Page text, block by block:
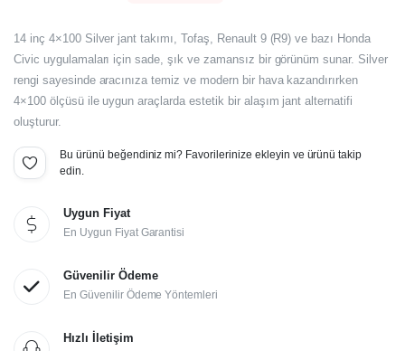
14 inç 4×100 Silver jant takımı, Tofaş, Renault 9 (R9) ve bazı Honda
Civic uygulamaları için sade, şık ve zamansız bir görünüm sunar. Silver
rengi sayesinde aracınıza temiz ve modern bir hava kazandırırken
4×100 ölçüsü ile uygun araçlarda estetik bir alaşım jant alternatifi
oluşturur.
Bu ürünü beğendiniz mi? Favorilerinize ekleyin ve ürünü takip
edin.
Uygun Fiyat
En Uygun Fiyat Garantisi
Güvenilir Ödeme
En Güvenilir Ödeme Yöntemleri
Hızlı İletişim